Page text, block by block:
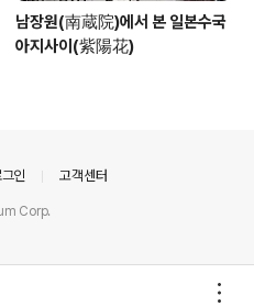
남장원(南蔵院)에서 본 일본수국
아지사이(紫陽花)
인 고객센터
Corp.